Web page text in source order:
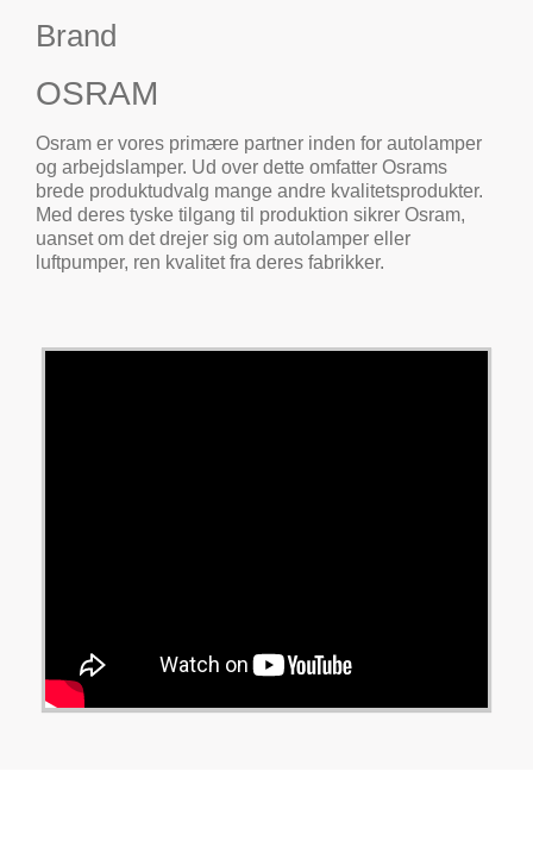
Brand
OSRAM
Osram er vores primære partner inden for autolamper
og arbejdslamper. Ud over dette omfatter Osrams
brede produktudvalg mange andre kvalitetsprodukter.
Med deres tyske tilgang til produktion sikrer Osram,
uanset om det drejer sig om autolamper eller
luftpumper, ren kvalitet fra deres fabrikker.